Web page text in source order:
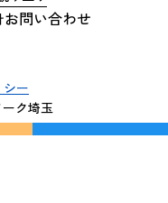
お問い合わせ
ー
ク埼玉